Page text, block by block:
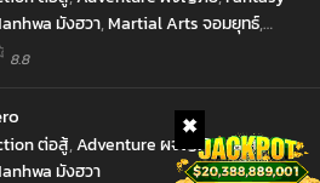
มังฮวา,Martial Arts จอมยุทธ์,
เน็น
8.8
ต่อสู้,Adventure ผจญภัย,Fantasy
มังฮวา